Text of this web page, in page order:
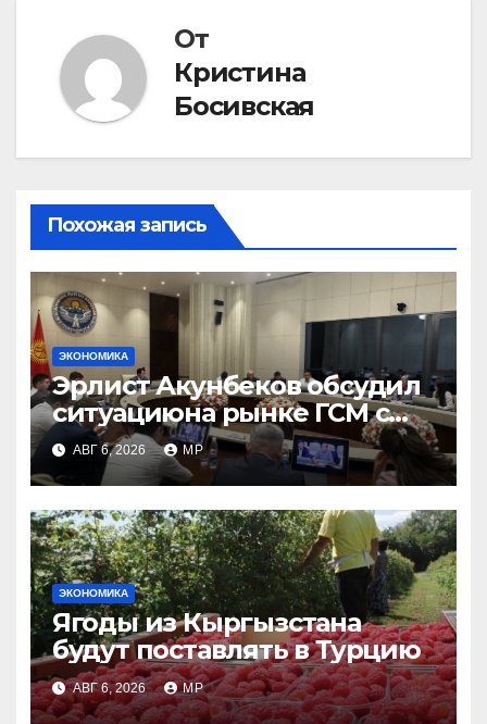
От
Кристина
Босивская
Похожая запись
ЭКОНОМИКА
Эрлист Акунбеков обсудил
ситуациюна рынке ГСМ с
топливными компаниями
АВГ 6, 2026 MP
ЭКОНОМИКА
Ягоды из Кыргызстана
будут поставлять в Турцию
АВГ 6, 2026 MP